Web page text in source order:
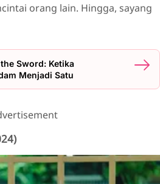
orang lain. Hingga, sayang
Sword: Ketika
Menjadi Satu